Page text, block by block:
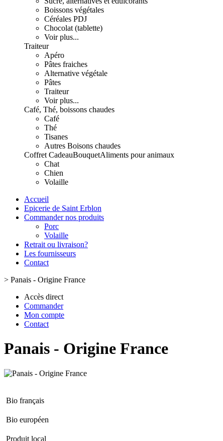
Boissons végétales
Céréales PDJ
Chocolat (tablette)
Voir plus...
Traiteur
Apéro
Pâtes fraiches
Alternative végétale
Pâtes
Traiteur
Voir plus...
Café, Thé, boissons chaudes
Café
Thé
Tisanes
Autres Boisons chaudes
Coffret CadeauBouquetAliments pour animaux
Chat
Chien
Volaille
Accueil
Epicerie de Saint Erblon
Commander nos produits
Porc
Volaille
Retrait ou livraison?
Les fournisseurs
Contact
> Panais - Origine France
Accès direct
Commander
Mon compte
Contact
Panais - Origine France
Bio français
Bio européen
Produit local